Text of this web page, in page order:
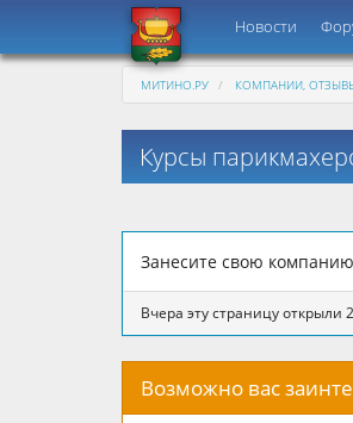
Новости
МИТИНО.РУ КОМПАНИИ,
Курсы
Занесите свою
Вчера эту страницу открыли
Возможно вас